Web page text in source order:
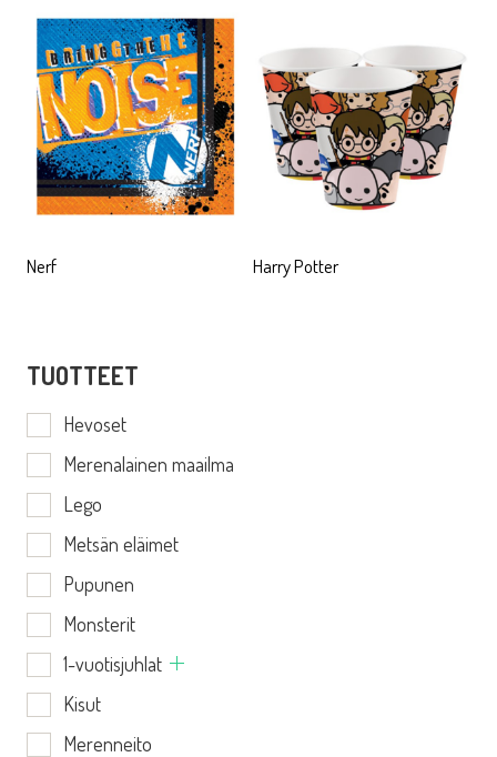
Nerf Harry Potter
TUOTTEET
Hevoset
Merenalainen maailma
Lego
Metsän eläimet
Pupunen
Monsterit
1-vuotisjuhlat
Kisut
Merenneito